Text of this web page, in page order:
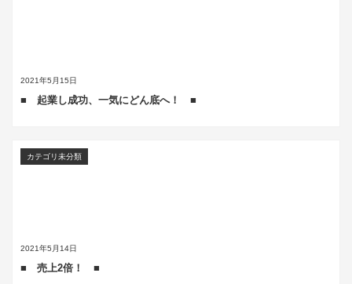
2021年5月15日
■ 起業し成功、一気にどん底へ！ ■
2021年5月14日
カテゴリ未分類
■ 売上2倍！ ■